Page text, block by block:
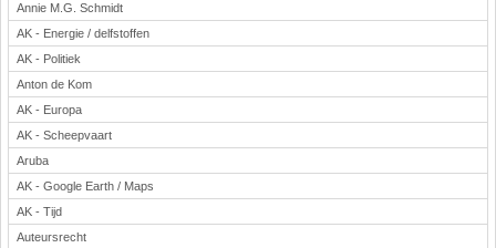
Kerstmis
Kinder-/Jeugdboeken
Lente
Onderbouw PO
Pasen
Voetbal
Annie M.G. Schmidt
AK - Energie / delfstoffen
AK - Politiek
Anton de Kom
AK - Europa
AK - Scheepvaart
Aruba
AK - Google Earth / Maps
AK - Tijd
Auteursrecht